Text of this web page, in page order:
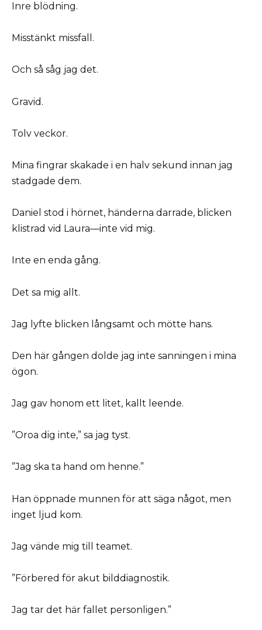
Inre blödning.
Misstänkt missfall.
Och så såg jag det.
Gravid.
Tolv veckor.
Mina fingrar skakade i en halv sekund innan jag
stadgade dem.
Daniel stod i hörnet, händerna darrade, blicken
klistrad vid Laura—inte vid mig.
Inte en enda gång.
Det sa mig allt.
Jag lyfte blicken långsamt och mötte hans.
Den här gången dolde jag inte sanningen i mina
ögon.
Jag gav honom ett litet, kallt leende.
”Oroa dig inte,” sa jag tyst.
”Jag ska ta hand om henne.”
Han öppnade munnen för att säga något, men
inget ljud kom.
Jag vände mig till teamet.
”Förbered för akut bilddiagnostik.
Jag tar det här fallet personligen.”